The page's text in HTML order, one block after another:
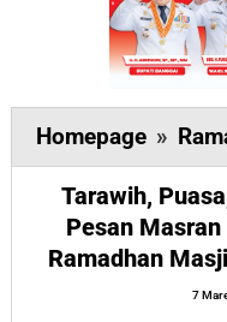
Homepage »
Tarawih,
Pesan
Ramadhan
7